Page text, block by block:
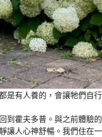
是有人養的，會讓牠們自行
到霍夫多普。與之前體驗的
讓人心神舒暢。我們住在一